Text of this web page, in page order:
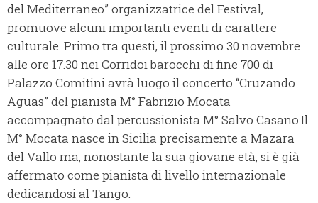
del Mediterraneo” organizzatrice del Festival,
promuove alcuni importanti eventi di carattere
culturale. Primo tra questi, il prossimo 30 novembre
alle ore 17.30 nei Corridoi barocchi di fine 700 di
Palazzo Comitini avrà luogo il concerto “Cruzando
Aguas” del pianista M° Fabrizio Mocata
accompagnato dal percussionista M° Salvo Casano.Il
M° Mocata nasce in Sicilia precisamente a Mazara
del Vallo ma, nonostante la sua giovane età, si è già
affermato come pianista di livello internazionale
dedicandosi al Tango.